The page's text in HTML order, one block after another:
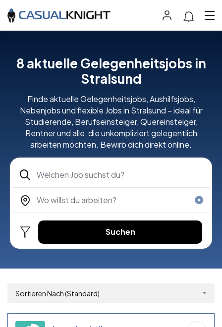
8 aktuelle Gelegenheitsjobs in
Stralsund
Finde aktuelle Gelegenheitsjobs, Aushilfsjobs,
Nebenjobs und flexible Jobs in Stralsund – ideal für
Studierende, Berufseinsteiger, Quereinsteiger,
Rentner und alle, die unkompliziert gelegentlich
arbeiten möchten. Bewirb dich direkt online.
Suchen
Sortieren Nach (Standard)